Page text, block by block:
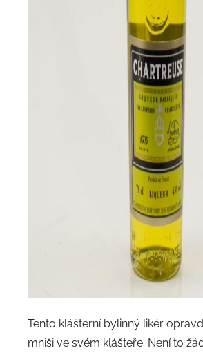
Tento klášterní bylinný likér
mniši ve svém klášteře. Není to